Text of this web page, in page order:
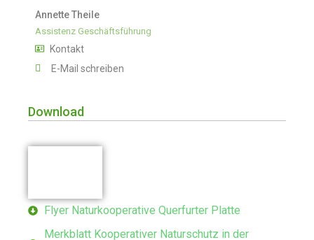
Annette Theile
Assistenz Geschäftsführung
Kontakt
E-Mail schreiben
Download
Flyer Naturkooperative Querfurter Platte
Merkblatt Kooperativer Naturschutz in der